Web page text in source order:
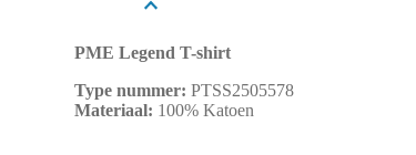
PME Legend T-shirt
Type nummer: PTSS2505578
Materiaal: 100% Katoen